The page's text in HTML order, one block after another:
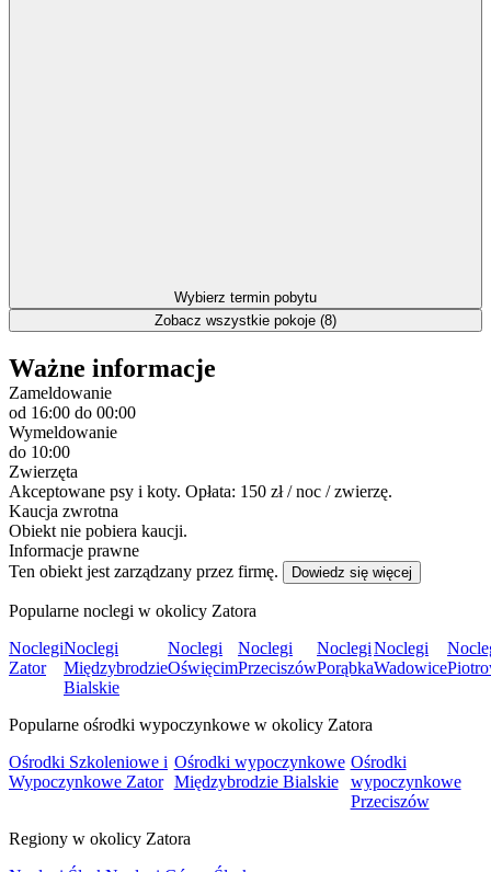
Wybierz termin pobytu
Zobacz wszystkie pokoje (8)
Ważne informacje
Zameldowanie
od 16:00 do 00:00
Wymeldowanie
do 10:00
Zwierzęta
Akceptowane psy i koty. Opłata: 150 zł / noc / zwierzę.
Kaucja zwrotna
Obiekt nie pobiera kaucji.
Informacje prawne
Ten obiekt jest zarządzany przez firmę.
Dowiedz się więcej
Popularne noclegi w okolicy Zatora
Noclegi
Zator
Noclegi
Międzybrodzie
Bialskie
Noclegi
Oświęcim
Noclegi
Przeciszów
Noclegi
Porąbka
Noclegi
Wadowice
Popularne ośrodki wypoczynkowe w okolicy Zatora
Ośrodki Szkoleniowe i
Wypoczynkowe Zator
Ośrodki wypoczynkowe
Międzybrodzie Bialskie
Ośrodki
wypoczynkowe
Przeciszów
Regiony w okolicy Zatora